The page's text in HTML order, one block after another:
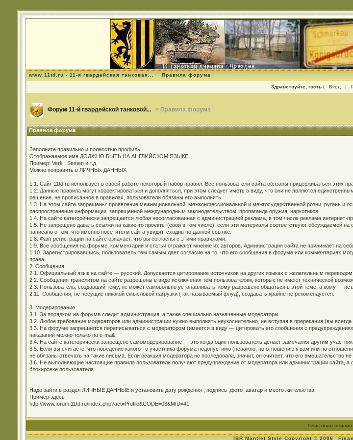
www.11td.ru - 11-я гвардейская танковая... Правила форума
Здравствуйте, гость ( Вход |
Форум 11-й гвардейской танковой... > Правила форума
Правила форума
Заполните правильно и полностью профиль.
Отображаемое имя ДОЛЖНО БЫТЬ НА АНГЛИЙСКОМ ЯЗЫКЕ
Пример: Verk , Semen и.т.д
Можно поправить в ЛИЧНЫх ДАННЫХ
1.1. Сайт 11td.ru использует в своей работе некоторый набор правил. Все пользователи сайта обязаны придерживаться этих
1.2. Данные правила могут корректироваться и дополняться, при этом следует иметь в виду, что они не являются
решение, не прописанное в правилах, пользователи обязаны его выполнять.
1.3. На этом сайте запрещены: проявление межнациональной, межконфессиональной и межгосударственной розни, ругань и
распространение информации, запрещенной международным законодательством, пропаганда оружия, наркотиков.
1.4. На сайте категорически запрещается любая несогласованная с администрацией реклама, в том числе реклама
1.5. Не запрещено давать ссылки на какие-то проекты (свои в том числе), если эти материалы соответствуют обсуждаемой
написано о том, что именно посетители сайта увидят, сходив по данной ссылке.
1.8. Факт регистрации на сайте означает, что вы согласны с этими правилами.
1.9. Все сообщения на форуме, комментарии и статьи отражают мнение их авторов. Администрация сайта не принимает на
1.10. Зарегистрировавшись, пользователь тем самым дает согласие на то, что его сообщения в форуме или комментариях
права.
2. Сообщения
2.1. Официальный язык на сайте — русский. Допускается цитирование источников на других языках с желательным
2.2. Сообщения транслитом на сайте разрешены в виде исключения тем пользователям, которые не имеют технической
2.3. Пользователь, создавший тему, не может самовольно устанавливать, кому разрешено общаться в этой теме, а кому — нет.
2.11. Сообщения, не несущие никакой смысловой нагрузки (так называемый флуд), создавать крайне не рекомендуется.
3. Модерирование
3.1. За порядком на форуме следит администрация, а также специально назначенные модераторы.
3.2. Любое требование модераторов или администрации нужно выполнять неукоснительно, не вступая в пререкания (вы
3.3. На форуме запрещается переписываться с модератором (имеется в виду — цитировать его сообщения о
наказаний можно только по e-mail.
3.4. На сайте категорически запрещено самомодерирование — это когда один пользователь делает замечания другим
3.5. Если вы считаете, что поведение какого-то участника форума недопустимо (неважно, по отношению к вам или по
не обязаны отвечать на такие письма. Если реакция модератора не последовала, значит, он считает, что его вмешательство не
3.6. Не выполняющие настоящие правила пользователи получают предупреждение от модератора или администрации сайта,
блокировке пользователя.
Надо зайти в раздел ЛИЧНЫЕ ДАННЫЕ и установить дату рождения , подпись ,фото ,аватар и место жительства.
Пример здесь
http://www.forum.11td.ru/index.php?act=Profile&CODE=03&MID=41
Текстовая версия
IBR Mantlet Style Copyright © 2006